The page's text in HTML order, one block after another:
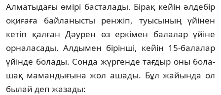
Алматыдағы өмірі басталады. Бірақ кейін әлдебір
оқиғаға байланысты рен­жіп, туысының үйінен
кетіп қалған Дәу­рен өз еркімен балалар үйіне
орналасады. Алдымен бірінші, кейін 15-балалар
үйінде болады. Сонда жүргенде тағдыр оны бола­
шақ мамандығына жол ашады. Бұл жайында ол
былай деп жазады: